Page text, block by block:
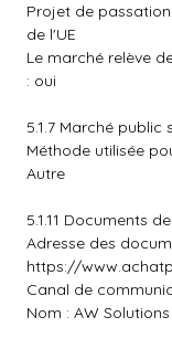
Projet de
de l'UE
Le marché relève
: oui
5.1.7 Marché public
Méthode utilisée
Autre
5.1.11 Documents
Adresse des
https://
Canal de
Nom : AW Solutions